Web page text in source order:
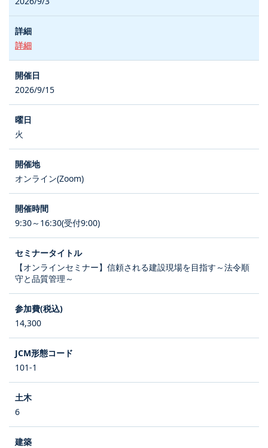
詳細
2026/9/15
火
オンライン(Zoom)
9:30～16:30(受付9:00)
【オンラインセミナー】信頼される建設現場を目指す～法令順
守と品質管理～
14,300
101-1
6